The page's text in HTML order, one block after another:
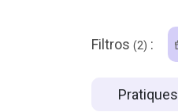
Filtros (2) :
Pratiques